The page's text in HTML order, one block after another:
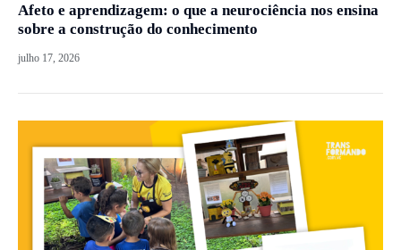
Afeto e aprendizagem: o que a neurociência nos ensina
sobre a construção do conhecimento
julho 17, 2026